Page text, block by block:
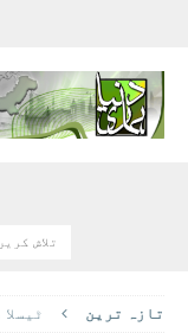
تازہ ترين